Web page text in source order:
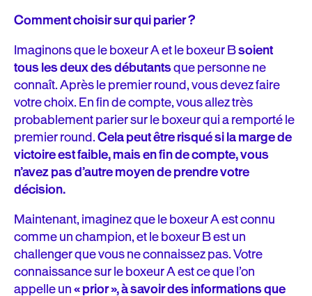
Comment choisir sur qui parier ?
Imaginons que le boxeur A et le boxeur Bsoient
tous les deux des débutantsque personne ne
connaît. Après le premier round, vous devez faire
votre choix. En fin de compte, vous allez très
probablement parier sur le boxeur qui a remporté le
premier round.Cela peut être risqué si la marge de
victoire est faible, mais en fin de compte, vous
n’avez pas d’autre moyen de prendre votre
décision.
Maintenant, imaginez que le boxeur A est connu
comme un champion, et le boxeur B est un
challenger que vous ne connaissez pas. Votre
connaissance sur le boxeur A est ce que l’on
appelle un« prior », à savoir des informations que